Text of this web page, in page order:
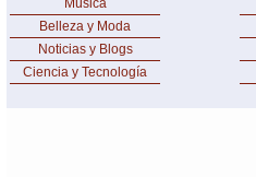
Música
Belleza y Moda
Noticias y Blogs
Ciencia y Tecnología